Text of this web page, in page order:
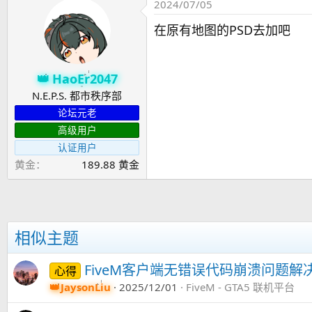
HaoEr2047
N.E.P.S. 都市秩序部
论坛元老
高级用户
认证用户
黄金 189.88 黄金
2024/07/05
在原有地图的PSD去加吧
相似主题
心得 FiveM客户端无错误代码崩溃问题解
JaysonLiu 2025/12/01 FiveM - GTA5 联机平台